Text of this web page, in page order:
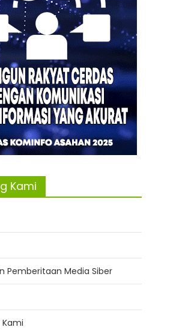
Kami
Pemberitaan Media Siber